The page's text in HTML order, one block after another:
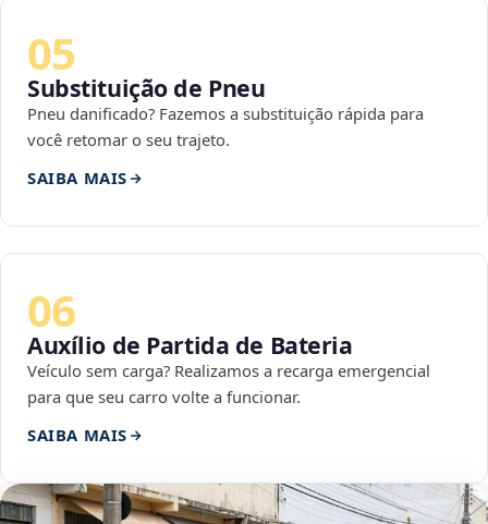
05
Substituição de Pneu
Pneu danificado? Fazemos a substituição rápida para
você retomar o seu trajeto.
SAIBA MAIS
06
Auxílio de Partida de Bateria
Veículo sem carga? Realizamos a recarga emergencial
para que seu carro volte a funcionar.
SAIBA MAIS